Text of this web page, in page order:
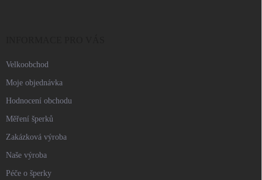
Velkoobchod
Moje objednávka
Hodnocení obchodu
Měření šperků
Zakázková výroba
Naše výroba
Péče o šperky